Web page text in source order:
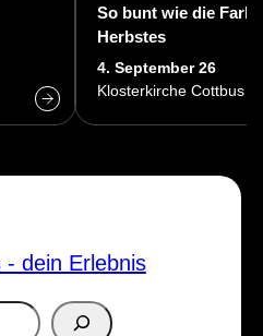
So bunt wie die
Herbstes
4. September 26
Klosterkirche Cottbus